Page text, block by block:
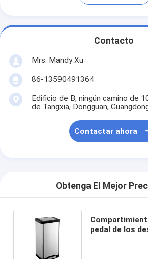
Contacto
Mrs. Mandy Xu
86-13590491364
Edificio de B, ningún camino de
de Tangxia, Dongguan,
Contactar ahora
Obtenga El Mejor
pedal de los